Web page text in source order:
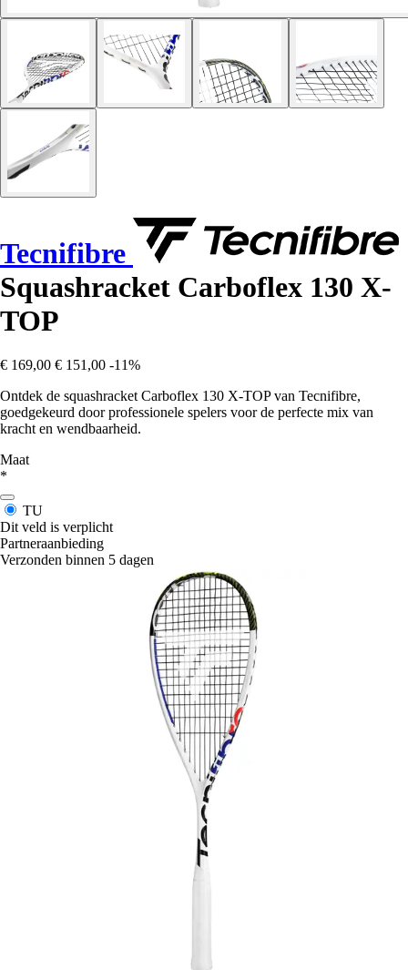
Tecnifibre
Squashracket Carboflex 130 X-
TOP
€ 169,00 € 151,00 -11%
Ontdek de squashracket Carboflex 130 X-TOP van Tecnifibre,
goedgekeurd door professionele spelers voor de perfecte mix van
kracht en wendbaarheid.
Maat
*
TU
Dit veld is verplicht
Partneraanbieding
Verzonden binnen 5 dagen